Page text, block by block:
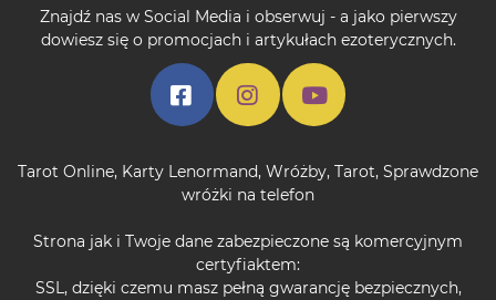
Znajdź nas w Social Media i obserwuj - a jako pierwszy
dowiesz się o promocjach i artykułach ezoterycznych.
Tarot Online, Karty Lenormand, Wróżby, Tarot, Sprawdzone
wróżki na telefon
Strona jak i Twoje dane zabezpieczone są komercyjnym
certyfiaktem:
SSL, dzięki czemu masz pełną gwarancję bezpiecznych,